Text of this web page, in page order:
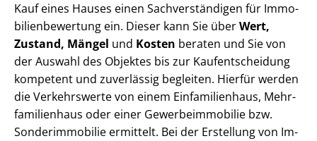
Kauf eines Hauses einen Sach­ver­stän­di­gen für Im­mo­
bi­li­en­be­wer­tung ein. Dieser kann Sie überWert,
Zustand, Mängel und Kosten beraten und Sie von
der Auswahl des Objektes bis zur Kauf­ent­schei­dung
kompetent und zuverlässig begleiten. Hierfür werden
die Verkehrswerte von einem Einfamilienhaus, Mehr­
fa­mi­li­en­haus oder einer Ge­wer­be­im­mo­bi­lie bzw.
Sonderimmobilie ermittelt. Bei der Erstellung von Im­